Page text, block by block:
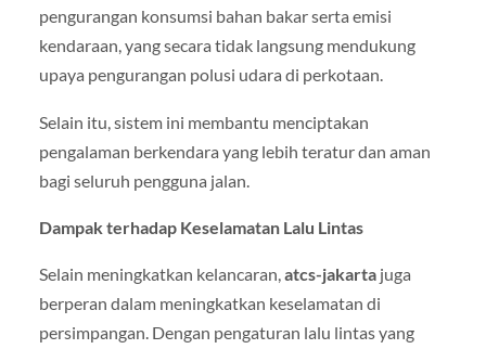
pengurangan konsumsi bahan bakar serta emisi
kendaraan, yang secara tidak langsung mendukung
upaya pengurangan polusi udara di perkotaan.
Selain itu, sistem ini membantu menciptakan
pengalaman berkendara yang lebih teratur dan aman
bagi seluruh pengguna jalan.
Dampak terhadap Keselamatan Lalu Lintas
Selain meningkatkan kelancaran, atcs-jakartajuga
berperan dalam meningkatkan keselamatan di
persimpangan. Dengan pengaturan lalu lintas yang